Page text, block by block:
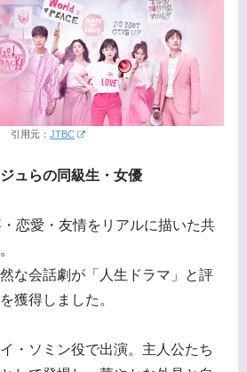
引用元： JTBC
ュらの同級生・女優
恋愛・友情をリアルに描いた共
な会話劇が「人生ドラマ」と評
獲得しました。
・ソミン役で出演。主人公たち